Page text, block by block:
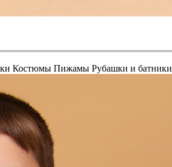
Костюмы Пижамы Рубашки и батники